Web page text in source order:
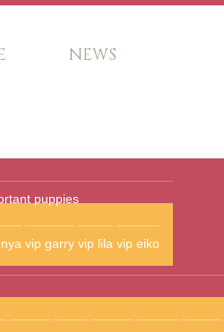
NEWS
puppies
vip garry vip lila vip eiko